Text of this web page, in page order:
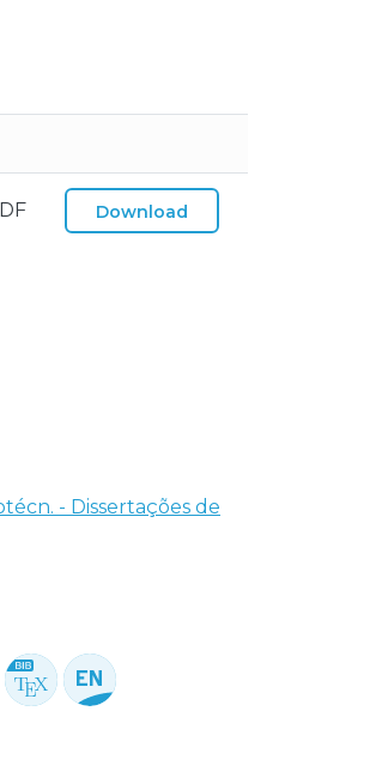
Download
- Dissertações de